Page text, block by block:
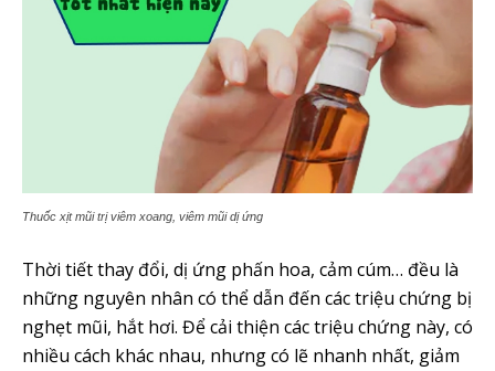
Thuốc xịt mũi trị viêm xoang, viêm mũi dị ứng
Thời tiết thay đổi, dị ứng phấn hoa, cảm cúm… đều là
những nguyên nhân có thể dẫn đến các triệu chứng bị
nghẹt mũi, hắt hơi. Để cải thiện các triệu chứng này, có
nhiều cách khác nhau, nhưng có lẽ nhanh nhất, giảm